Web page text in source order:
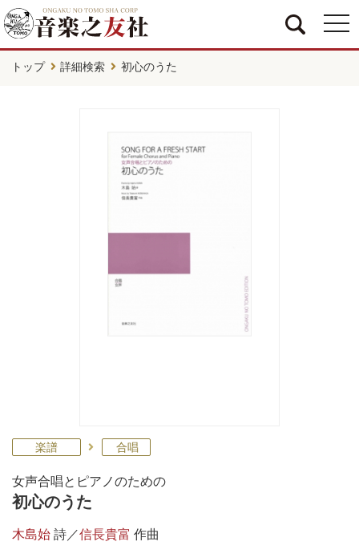
トップ 詳細検索 初心のうた
楽譜 合唱
女声合唱とピアノのための
初心のうた
木島始 詩／信長貴富 作曲